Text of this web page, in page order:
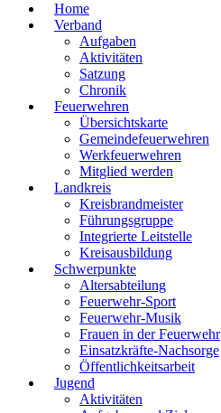
Home
Verband
Aufgaben
Aktivitäten
Satzung
Chronik
Feuerwehren
Übersichtskarte
Gemeindefeuerwehren
Werkfeuerwehren
Mitglied werden
Landkreis
Kreisbrandmeister
Führungsgruppe
Integrierte Leitstelle
Kreisausbildung
Schwerpunkte
Altersabteilung
Feuerwehr-Sport
Feuerwehr-Musik
Frauen in der Feuerwehr
Einsatzkräfte-Nachsorge
Öffentlichkeitsarbeit
Jugend
Aktivitäten